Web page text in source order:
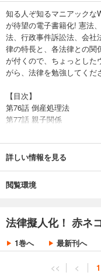
知る人ぞ知るマニアックな
が待望の電子書籍化! 憲法
法、行政事件訴訟法、会社
律の特長と、各法律との関
が付くので、ちょっとした
がら、法律を勉強してくだ
【目次】
第76話 倒産処理法
第77話 親子関係
第79話 議院内閣制
第80話 合算方法
第82話 民法上の時効
第83話 留置されるもの
第86話 議員定数不均衡訴訟
第87話 高裁違憲無効判決
第88話 最高裁判例変更
第89話 戦後民法大改正
第90話 民法ついに違憲決定
詳しい情報を見る
閲覧環境
法律擬人化！ 赤ネ
1巻へ 最新刊へ
<< < 1